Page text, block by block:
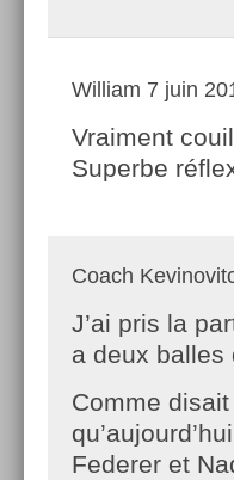
William 7 juin
Vraiment
Superbe
Coach
J’ai pris la
a deux balles
Comme
Federer et